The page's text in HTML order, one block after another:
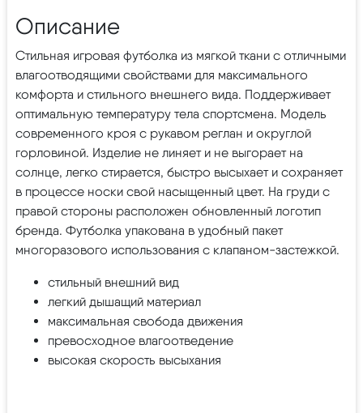
Описание
Стильная игровая футболка из мягкой ткани с отличными
влагоотводящими свойствами для максимального
комфорта и стильного внешнего вида. Поддерживает
оптимальную температуру тела спортсмена. Модель
современного кроя с рукавом реглан и округлой
горловиной. Изделие не линяет и не выгорает на
солнце, легко стирается, быстро высыхает и сохраняет
в процессе носки свой насыщенный цвет. На груди с
правой стороны расположен обновленный логотип
бренда. Футболка упакована в удобный пакет
многоразового использования с клапаном-застежкой.
стильный внешний вид
легкий дышащий материал
максимальная свобода движения
превосходное влагоотведение
высокая скорость высыхания